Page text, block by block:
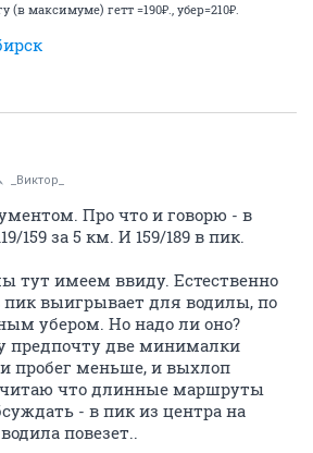
(в максимуме) гетт =190₽., убер=210₽.
_Виктор_
Про что и говорю - в
159 за 5 км. И 159/189 в пик.
тут имеем ввиду. Естественно
выигрывает для водилы, по
убером. Но надо ли оно?
предпочту две минималки
пробег меньше, и выхлоп
что длинные маршруты
- в пик из центра на
повезет..